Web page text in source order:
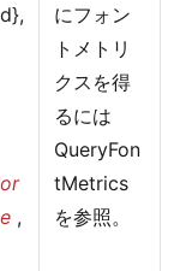
,
にフォン
トメトリ
クスを得
るには
QueryFon
tMetrics
を参照。